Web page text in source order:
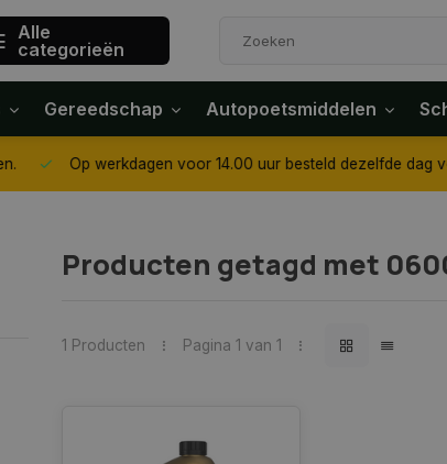
Alle
categorieën
Gereedschap Autopoetsmiddelen
Op werkdagen voor 14.00 uur besteld dezelfde dag
Producten getagd met
1 Producten Pagina 1 van 1